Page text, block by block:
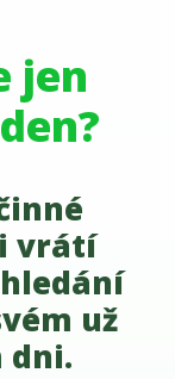
jen
vrátí
už
dni.